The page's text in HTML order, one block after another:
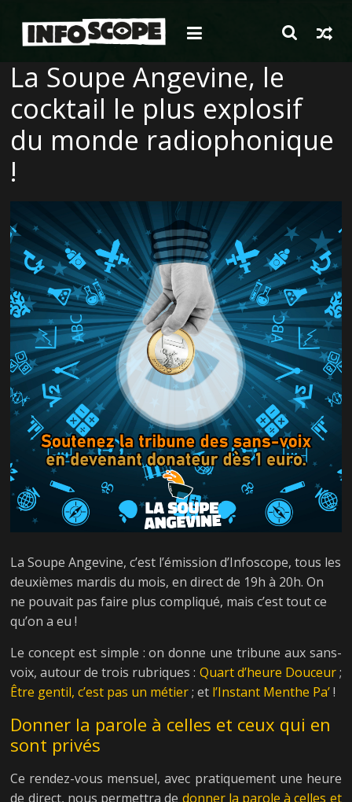
contenu
La Soupe Angevine, le
cocktail le plus explosif
du monde radiophonique
!
La Soupe Angevine, c’est l’émission d’Infoscope, tous les
deuxièmes mardis du mois, en direct de 19h à 20h. On
ne pouvait pas faire plus compliqué, mais c’est tout ce
qu’on a eu !
Le concept est simple : on donne une tribune aux sans-
voix, autour de trois rubriques : Quart d’heure Douceur;
Être gentil, c’est pas un métier; et l’Instant Menthe Pa’!
Donner la parole à celles et ceux qui en
sont privés
Ce rendez-vous mensuel, avec pratiquement une heure
de direct, nous permettra de donner la parole à celles et